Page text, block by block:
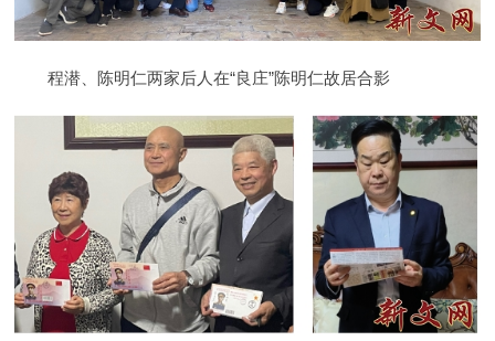
程潜、陈明仁两家后人在“良庄”陈明仁故居合影